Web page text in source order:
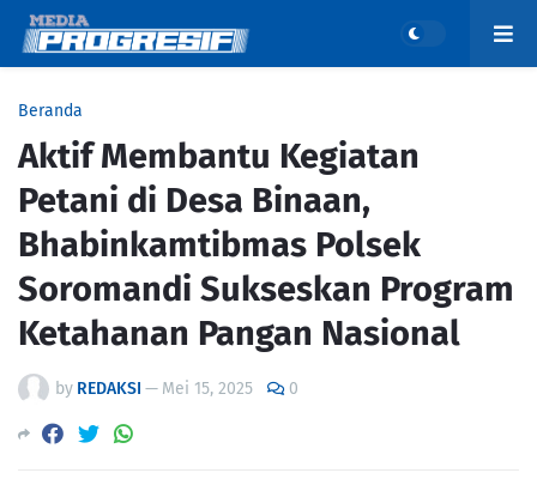
Beranda
Aktif Membantu Kegiatan
Petani di Desa Binaan,
Bhabinkamtibmas Polsek
Soromandi Sukseskan Program
Ketahanan Pangan Nasional
by REDAKSI — Mei 15, 2025 0